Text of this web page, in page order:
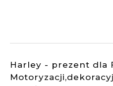
Harley - prezent dla